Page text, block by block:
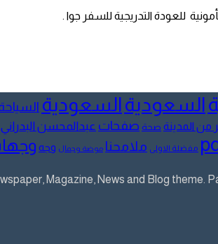
للعودة التدريجية للسفر جوا .
السعوديةالسعودية
من المدينة صحة صفحات عبدالمحسن البدراني
مفضلة الاولى ملامحنا موضة وجمال وجه
Magazine, News and Blog theme.